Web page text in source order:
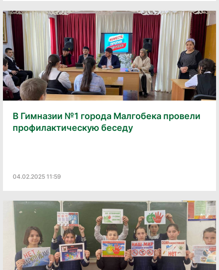
В Гимназии №1 города Малгобека провели
профилактическую беседу
04.02.2025 11:59